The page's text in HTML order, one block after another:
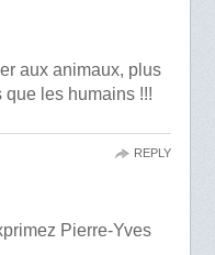
aux animaux, plus
les humains !!!
Pierre-Yves
REPLY